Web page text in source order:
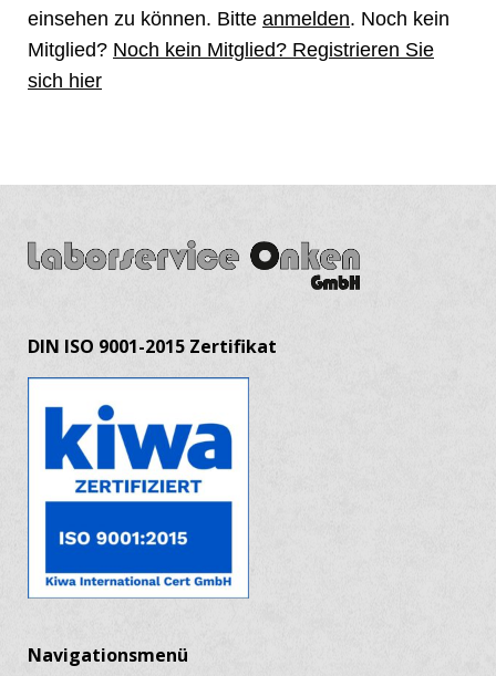
einsehen zu können. Bitte anmelden. Noch kein
Mitglied? Noch kein Mitglied? Registrieren Sie
sich hier
DIN ISO 9001-2015 Zertifikat
Navigationsmenü